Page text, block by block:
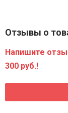
Отзывы о
Напишите
300 руб.!